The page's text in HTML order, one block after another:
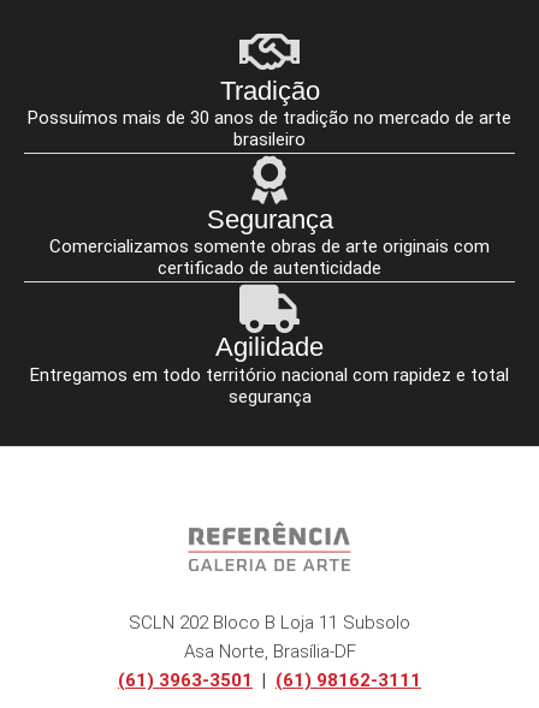
Tradição
Possuímos mais de 30 anos de tradição no mercado de arte
brasileiro
Segurança
Comercializamos somente obras de arte originais com
certificado de autenticidade
Agilidade
Entregamos em todo território nacional com rapidez e total
segurança
SCLN 202 Bloco B Loja 11 Subsolo
Asa Norte, Brasília-DF
(61) 3963-3501 | (61) 98162-3111